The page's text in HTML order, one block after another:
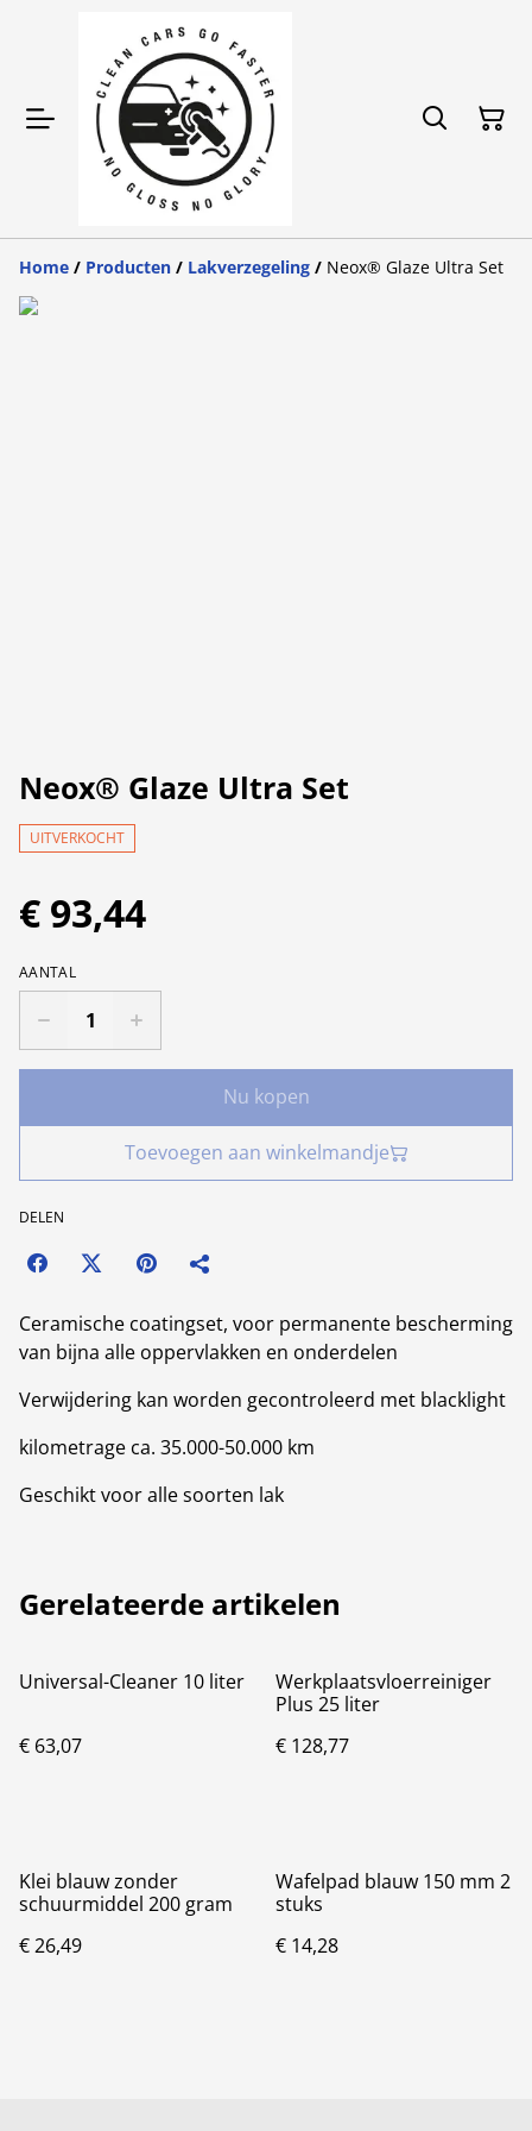
Home / Producten / Lakverzegeling / Neox® Glaze Ultra Set
Neox® Glaze Ultra Set
UITVERKOCHT
€ 93,44
AANTAL
Nu kopen
Toevoegen aan winkelmandje
DELEN
Ceramische coatingset, voor permanente bescherming
van bijna alle oppervlakken en onderdelen
Verwijdering kan worden gecontroleerd met blacklight
kilometrage ca. 35.000-50.000 km
Geschikt voor alle soorten lak
Gerelateerde artikelen
Universal-Cleaner 10 liter
€ 63,07
Werkplaatsvloerreiniger
Plus 25 liter
€ 128,77
Klei blauw zonder
schuurmiddel 200 gram
€ 26,49
Wafelpad blauw 150 mm 2
stuks
€ 14,28